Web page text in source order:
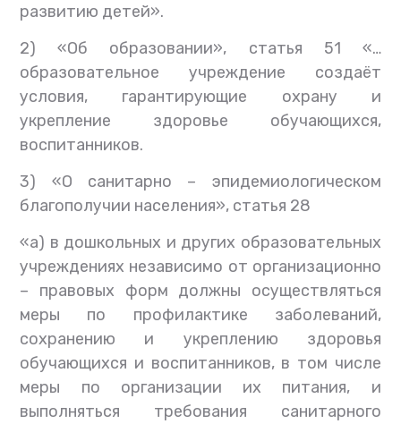
развитию детей».
2) «Об образовании», статья 51 «…
образовательное учреждение создаёт
условия, гарантирующие охрану и
укрепление здоровье обучающихся,
воспитанников.
3) «О санитарно – эпидемиологическом
благополучии населения», статья 28
«а) в дошкольных и других образовательных
учреждениях независимо от организационно
– правовых форм должны осуществляться
меры по профилактике заболеваний,
сохранению и укреплению здоровья
обучающихся и воспитанников, в том числе
меры по организации их питания, и
выполняться требования санитарного